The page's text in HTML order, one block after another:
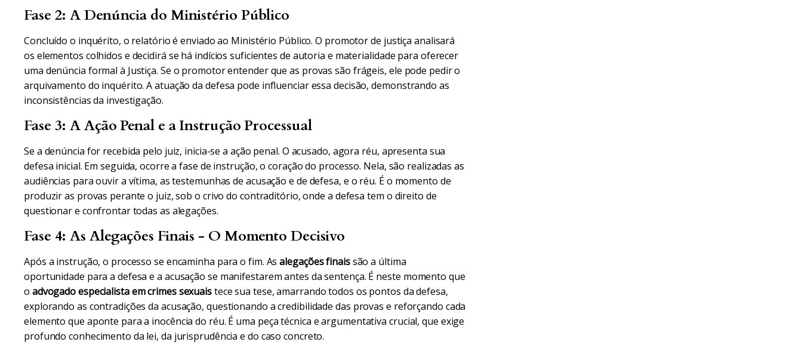
Fase 2: A Denúncia do Ministério Público
Concluído o inquérito, o relatório é enviado ao Ministério Público. O promotor de justiça analisará
os elementos colhidos e decidirá se há indícios suficientes de autoria e materialidade para oferecer
uma denúncia formal à Justiça. Se o promotor entender que as provas são frágeis, ele pode pedir o
arquivamento do inquérito. A atuação da defesa pode influenciar essa decisão, demonstrando as
inconsistências da investigação.
Fase 3: A Ação Penal e a Instrução Processual
Se a denúncia for recebida pelo juiz, inicia-se a ação penal. O acusado, agora réu, apresenta sua
defesa inicial. Em seguida, ocorre a fase de instrução, o coração do processo. Nela, são realizadas as
audiências para ouvir a vítima, as testemunhas de acusação e de defesa, e o réu. É o momento de
produzir as provas perante o juiz, sob o crivo do contraditório, onde a defesa tem o direito de
questionar e confrontar todas as alegações.
Fase 4: As Alegações Finais - O Momento Decisivo
Após a instrução, o processo se encaminha para o fim. Asalegações finaissão a última
oportunidade para a defesa e a acusação se manifestarem antes da sentença. É neste momento que
o advogado especialista em crimes sexuaistece sua tese, amarrando todos os pontos da defesa,
explorando as contradições da acusação, questionando a credibilidade das provas e reforçando cada
elemento que aponte para a inocência do réu. É uma peça técnica e argumentativa crucial, que exige
profundo conhecimento da lei, da jurisprudência e do caso concreto.